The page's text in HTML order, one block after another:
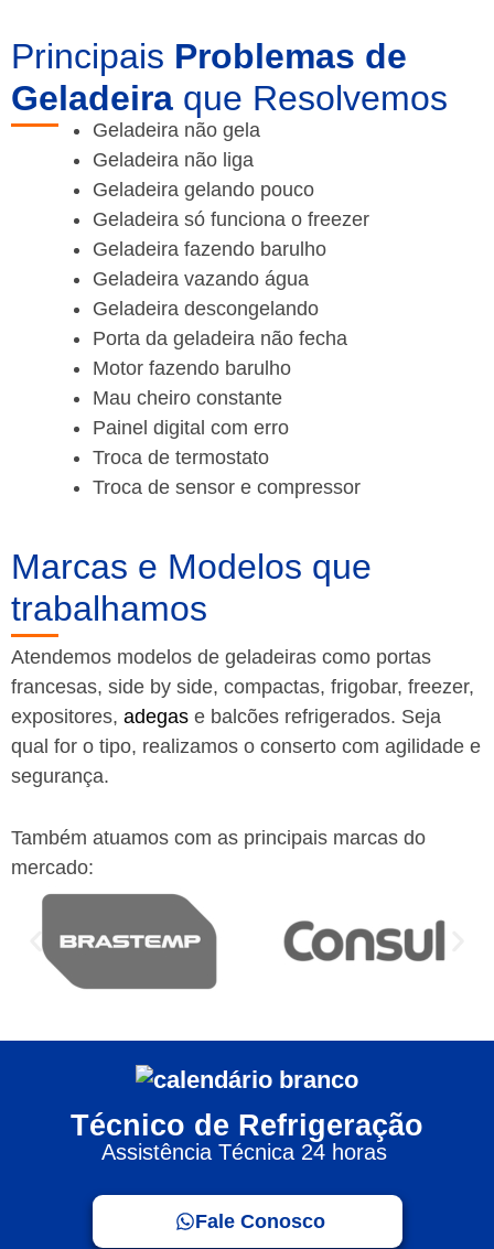
Principais Problemas de
Geladeira que Resolvemos
Geladeira não gela
Geladeira não liga
Geladeira gelando pouco
Geladeira só funciona o freezer
Geladeira fazendo barulho
Geladeira vazando água
Geladeira descongelando
Porta da geladeira não fecha
Motor fazendo barulho
Mau cheiro constante
Painel digital com erro
Troca de termostato
Troca de sensor e compressor
Marcas e Modelos que
trabalhamos
Atendemos modelos de geladeiras como portas
francesas, side by side, compactas, frigobar, freezer,
expositores, adegas e balcões refrigerados. Seja
qual for o tipo, realizamos o conserto com agilidade e
segurança.
Também atuamos com as principais marcas do
mercado:
Técnico de Refrigeração
Assistência Técnica 24 horas
Fale Conosco